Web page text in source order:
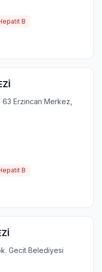
B
Erzincan Merkez,
B
Gecit Belediyesi